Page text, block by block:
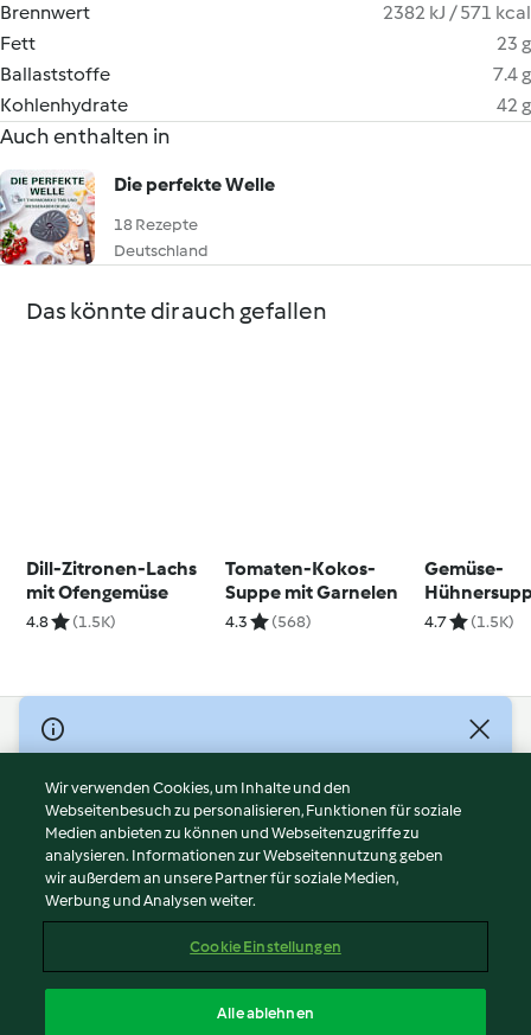
Brennwert
2382 kJ / 571 kcal
Fett
23 g
Ballaststoffe
7.4 g
Kohlenhydrate
42 g
Auch enthalten in
Die perfekte Welle
18 Rezepte
Deutschland
Das könnte dir auch gefallen
Dill-Zitronen-Lachs
mit Ofengemüse
4.8 (1.5K)
Tomaten-Kokos-
Suppe mit Garnelen
4.3 (568)
Gemüse-
asiatische
4.7 (1.5K)
© Copyright 2026
Nutzungsbedingungen
Datenschutzrichtlinien
Disclaimer
Impressum
Cookies
Abo kündigen
Wir verwenden Cookies, um Inhalte und den
Webseitenbesuch zu personalisieren, Funktionen für soziale
Medien anbieten zu können und Webseitenzugriffe zu
analysieren. Informationen zur Webseitennutzung geben
wir außerdem an unsere Partner für soziale Medien,
Werbung und Analysen weiter.
Cookie Einstellungen
Alle ablehnen